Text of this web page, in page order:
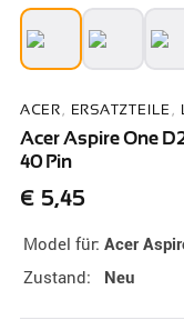
ACER, ERSATZTEILE ,
Acer Aspire One
40 Pin
€ 5,45
Model für: Acer
Zustand: Neu